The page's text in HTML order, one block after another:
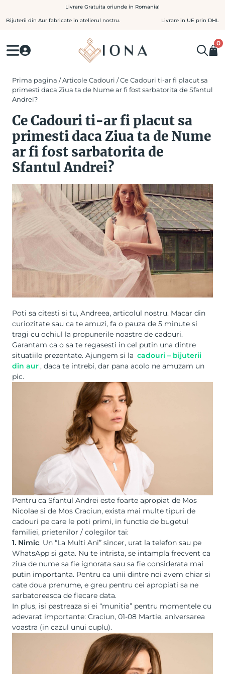
to
Livrare Gratuita oriunde in Romania!
Bijuterii din Aur fabricate in atelierul nostru. Livrare in UE prin DHL
0
Prima pagina /Articole Cadouri / Ce Cadouri ti-ar fi placut sa
primesti daca Ziua ta de Nume ar fi fost sarbatorita de Sfantul
Andrei?
Ce Cadouri ti-ar fi placut sa
primesti daca Ziua ta de Nume
ar fi fost sarbatorita de
Sfantul Andrei?
Poti sa citesti si tu, Andreea, articolul nostru. Macar din
curiozitate sau ca te amuzi, fa o pauza de 5 minute si
tragi cu ochiul la propunerile noastre de cadouri.
Garantam ca o sa te regasesti in cel putin una dintre
situatiile prezentate. Ajungem si la cadouri – bijuterii
din aur, daca te intrebi, dar pana acolo ne amuzam un
pic.
Pentru ca Sfantul Andrei este foarte apropiat de Mos
Nicolae si de Mos Craciun, exista mai multe tipuri de
cadouri pe care le poti primi, in functie de bugetul
familiei, prietenilor / colegilor tai:
1. Nimic. Un “La Multi Ani” sincer, urat la telefon sau pe
WhatsApp si gata. Nu te intrista, se intampla frecvent ca
ziua de nume sa fie ignorata sau sa fie considerata mai
putin importanta. Pentru ca unii dintre noi avem chiar si
cate doua prenume, e greu pentru cei apropiati sa ne
sarbatoreasca de fiecare data.
In plus, isi pastreaza si ei “munitia” pentru momentele cu
adevarat importante: Craciun, 01-08 Martie, aniversarea
voastra (in cazul unui cuplu).